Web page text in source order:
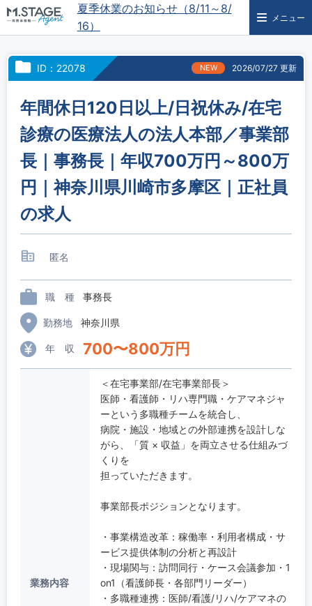
夏季休業のお知らせ（8/11～8/
16）
メニュー
ID：22078 NEW 2026/07/27 更新
年間休日120日以上/日祝休み/在宅
診療の医療法人の法人本部／事業部
長｜事務長｜年収700万円～800万
円｜神奈川県川崎市多摩区｜正社員
の求人
匿名
職 種 事務長
勤務地 神奈川県
年 収 700〜800万円
業務内容
＜在宅事業部/在宅事業部長＞
医師・看護師・リハ専門職・ケアマネジャ
ーという多職種チームを統合し、
病院・施設・地域との外部連携を設計しな
がら、「質 × 収益」を両立させる仕組みづ
くりを
担っていただきます。
事業部長ポジションとなります。
・事業構造改革：稼働率・利用者構成・サ
ービス提供体制の分析と再設計
・現場関与：訪問同行・ケース会議参加・1
on1（看護師長・各部門リーダー）
・多職種連携：医師/看護/リハ/ケアマネの